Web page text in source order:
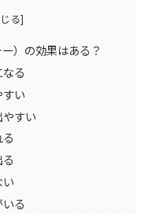
）の効果はある？
る
すい
すい
い
る